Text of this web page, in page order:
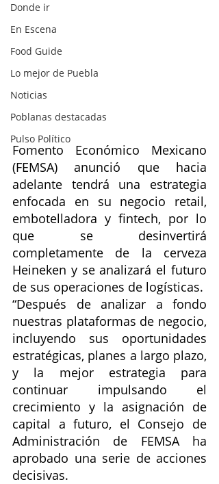
Donde ir
En Escena
Food Guide
Lo mejor de Puebla
Noticias
Poblanas destacadas
Pulso Político
Fomento Económico Mexicano
(FEMSA) anunció que hacia
adelante tendrá una estrategia
enfocada en su negocio retail,
embotelladora y fintech, por lo
que se desinvertirá
completamente de la cerveza
Heineken y se analizará el futuro
de sus operaciones de logísticas.
“Después de analizar a fondo
nuestras plataformas de negocio,
incluyendo sus oportunidades
estratégicas, planes a largo plazo,
y la mejor estrategia para
continuar impulsando el
crecimiento y la asignación de
capital a futuro, el Consejo de
Administración de FEMSA ha
aprobado una serie de acciones
decisivas.